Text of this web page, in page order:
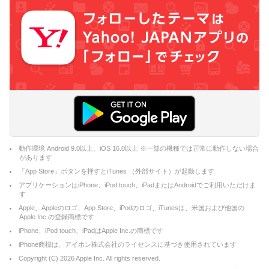
動作環境 Android 9.0以上、iOS 16.0以上 ※一部の機種では正常に動作しない場合
があります
「App Store」ボタンを押すとiTunes （外部サイト）が起動します
アプリケーションはiPhone、iPod touch、iPadまたはAndroidでご利用いただけま
す
Apple、Appleのロゴ、App Store、iPodのロゴ、iTunesは、米国および他国の
Apple Inc.の登録商標です
iPhone、iPod touch、iPadはApple Inc.の商標です
iPhone商標は、アイホン株式会社のライセンスに基づき使用されています
Copyright (C) 2026Apple Inc. All rights reserved.